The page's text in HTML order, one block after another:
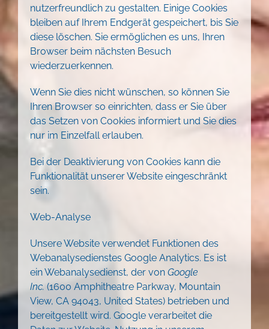
nutzerfreundlich zu gestalten. Einige Cookies
bleiben auf Ihrem Endgerät gespeichert, bis Sie
diese löschen. Sie ermöglichen es uns, Ihren
Browser beim nächsten Besuch
wiederzuerkennen.
Wenn Sie dies nicht wünschen, so können Sie
Ihren Browser so einrichten, dass er Sie über
das Setzen von Cookies informiert und Sie dies
nur im Einzelfall erlauben.
Bei der Deaktivierung von Cookies kann die
Funktionalität unserer Website eingeschränkt
sein.
Web-Analyse
Unsere Website verwendet Funktionen des
Webanalysedienstes Google Analytics. Es ist
ein Webanalysedienst, der von Google
Inc. (1600 Amphitheatre Parkway, Mountain
View, CA 94043, United States) betrieben und
bereitgestellt wird. Google verarbeitet die